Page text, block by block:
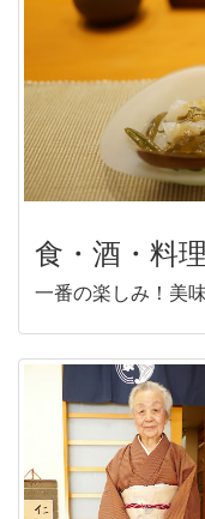
食・酒・料理
一番の楽しみ！美